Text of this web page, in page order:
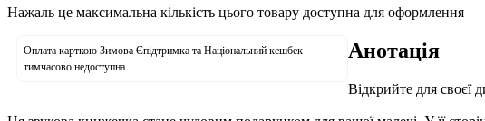
Нажаль це максимальна кількість цього товару доступна для оформлення
Оплата карткою Зимова Єпідтримка та Національний кешбек
тимчасово недоступна
Анотація
Відкрийте для своєї